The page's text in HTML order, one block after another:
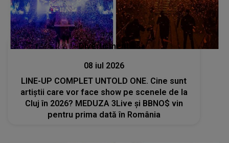
Divertisment
08 iul 2026
LINE-UP COMPLET UNTOLD ONE. Cine sunt
artiștii care vor face show pe scenele de la
Cluj în 2026? MEDUZA 3Live şi BBNO$ vin
pentru prima dată în România